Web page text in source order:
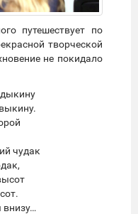
путешествует по
творческой
не покидало
чудак
внизу…